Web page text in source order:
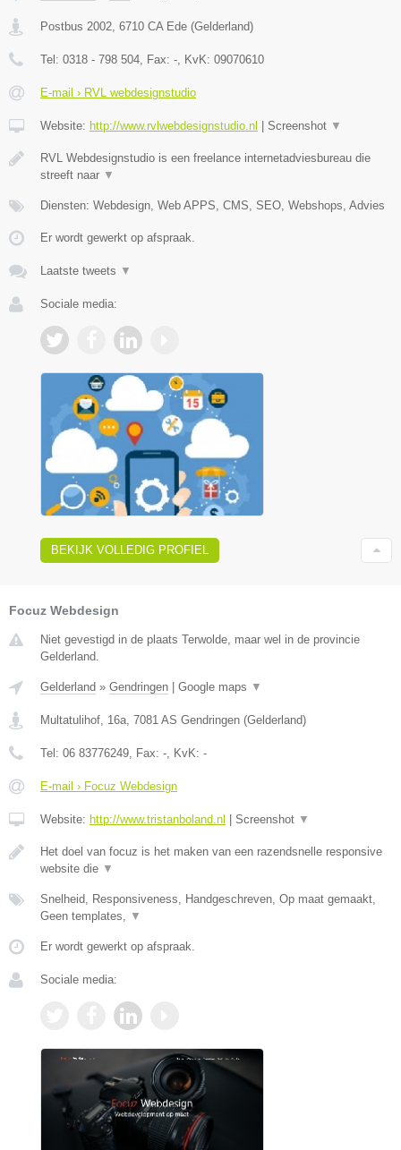
Postbus 2002, 6710 CA Ede (Gelderland)
Tel: 0318 - 798 504, Fax: -, KvK: 09070610
E-mail › RVL webdesignstudio
Website: http://www.rvlwebdesignstudio.nl Screenshot ▼
RVL Webdesignstudio is een freelance internetadviesbureau die
streeft naar ▼
Diensten: Webdesign, Web APPS, CMS, SEO, Webshops, Advies
Er wordt gewerkt op afspraak.
Laatste tweets ▼
Sociale media:
BEKIJK VOLLEDIG PROFIEL
Focuz Webdesign
Niet gevestigd in de plaats Terwolde, maar wel in de provincie
Gelderland.
Gelderland » Gendringen | Google maps ▼
Multatulihof, 16a 7081 AS Gendringen (Gelderland)
Tel: 06 83776249 , Fax: - , KvK: -
E-mail › Focuz Webdesign
Website: http://www.tristanboland.nl | Screenshot ▼
Het doel van focuz is het maken van een razendsnelle responsive
website die ▼
Snelheid, Responsiveness, Handgeschreven, Op maat gemaakt,
Geen templates,
▼
Er wordt gewerkt op afspraak.
Sociale media: